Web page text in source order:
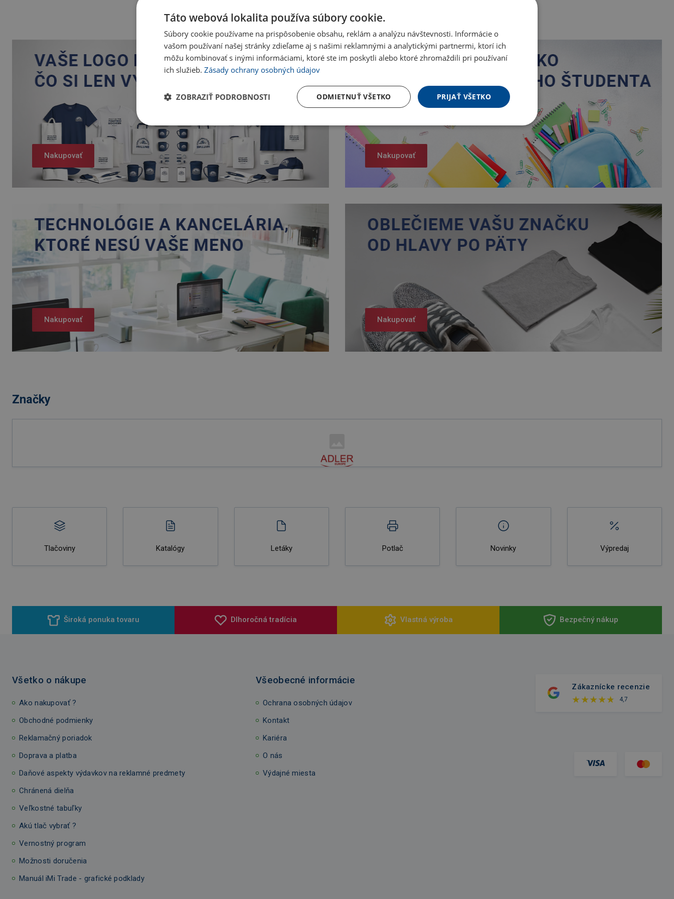
Nakupovať Nakupovať
Nakupovať Nakupovať
Značky
Tlačoviny Katalógy Letáky Potlač Novinky Výpredaj
Široká ponuka tovaru Dlhoročná tradícia Vlastná výroba Bezpečný nákup
Všetko o nákupe
Ako nakupovať ?
Obchodné podmienky
Reklamačný poriadok
Doprava a platba
Daňové aspekty výdavkov na reklamné predmety
Chránená dielňa
Veľkostné tabuľky
Akú tlač vybrať ?
Vernostný program
Možnosti doručenia
Manuál iMi Trade - grafické podklady
Všeobecné informácie
Ochrana osobných údajov
Kontakt
Kariéra
O nás
Výdajné miesta
Zákaznícke recenzie
4,7
Táto webová lokalita používa súbory cookie.
Súbory cookie používame na prispôsobenie obsahu, reklám a analýzu návštevnosti. Informácie o
vašom používaní našej stránky zdieľame aj s našimi reklamnými a analytickými partnermi, ktorí ich
môžu kombinovať s inými informáciami, ktoré ste im poskytli alebo ktoré zhromaždili pri používaní
ich služieb. Zásady ochrany osobných údajov
PRIJAŤ VŠETKO
ODMIETNUŤ VŠETKO
ZOBRAZIŤ PODROBNOSTI